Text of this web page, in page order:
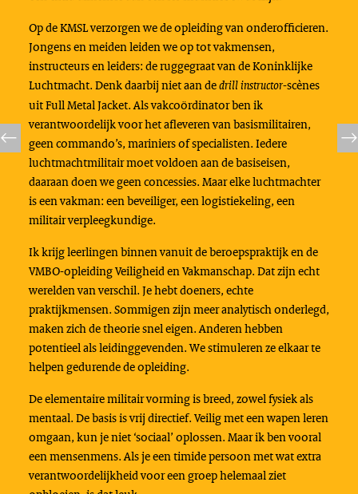
Op de KMSL verzorgen we de opleiding van onderofficieren.
Jongens en meiden leiden we op tot vakmensen,
instructeurs en leiders: de ruggegraat van de Koninklijke
Luchtmacht. Denk daarbij niet aan dedrill instructor-scènes
uit Full Metal Jacket. Als vakcoördinator ben ik
verantwoordelijk voor het afleveren van basismilitairen,
geen commando’s, mariniers of specialisten. Iedere
luchtmachtmilitair moet voldoen aan de basiseisen,
daaraan doen we geen concessies. Maar elke luchtmachter
is een vakman: een beveiliger, een logistiekeling, een
militair verpleegkundige.
Ik krijg leerlingen binnen vanuit de beroepspraktijk en de
VMBO-opleiding Veiligheid en Vakmanschap. Dat zijn echt
werelden van verschil. Je hebt doeners, echte
praktijkmensen. Sommigen zijn meer analytisch onderlegd,
maken zich de theorie snel eigen. Anderen hebben
potentieel als leidinggevenden. We stimuleren ze elkaar te
helpen gedurende de opleiding.
De elementaire militair vorming is breed, zowel fysiek als
mentaal. De basis is vrij directief. Veilig met een wapen leren
omgaan, kun je niet ‘sociaal’ oplossen. Maar ik ben vooral
een mensenmens. Als je een timide persoon met wat extra
verantwoordelijkheid voor een groep helemaal ziet